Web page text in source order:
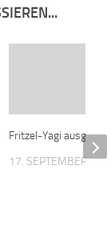
Fritzel-Yagi
17. SEPTEMBER